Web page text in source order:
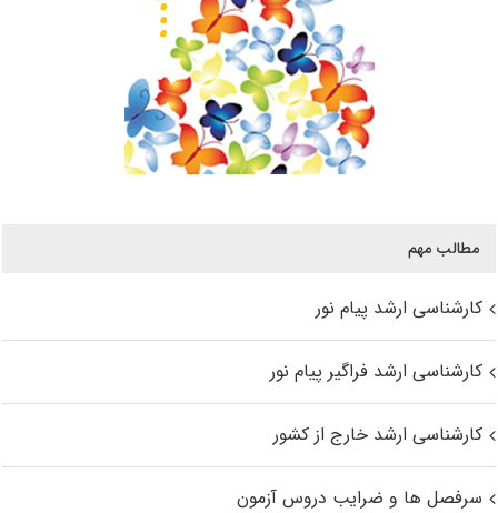
مطالب مهم
کارشناسی ارشد پیام نور
کارشناسی ارشد فراگیر پیام نور
کارشناسی ارشد خارج از کشور
سرفصل ها و ضرایب دروس آزمون